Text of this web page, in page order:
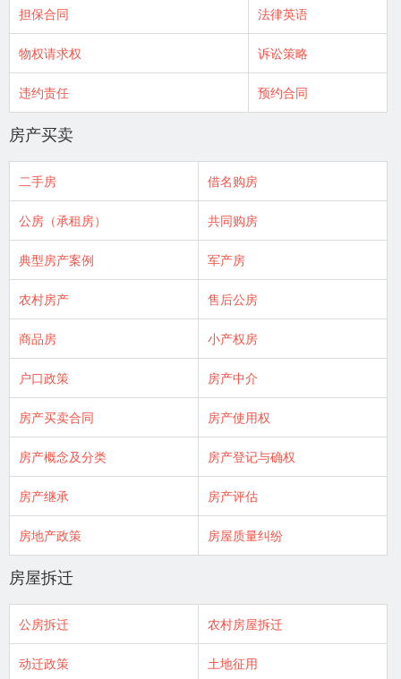
担保合同 法律英语
物权请求权 诉讼策略
违约责任 预约合同
房产买卖
二手房 借名购房
公房（承租房） 共同购房
典型房产案例 军产房
农村房产 售后公房
商品房 小产权房
户口政策 房产中介
房产买卖合同 房产使用权
房产概念及分类 房产登记与确权
房产继承 房产评估
房地产政策 房屋质量纠纷
房屋拆迁
公房拆迁 农村房屋拆迁
动迁政策 土地征用